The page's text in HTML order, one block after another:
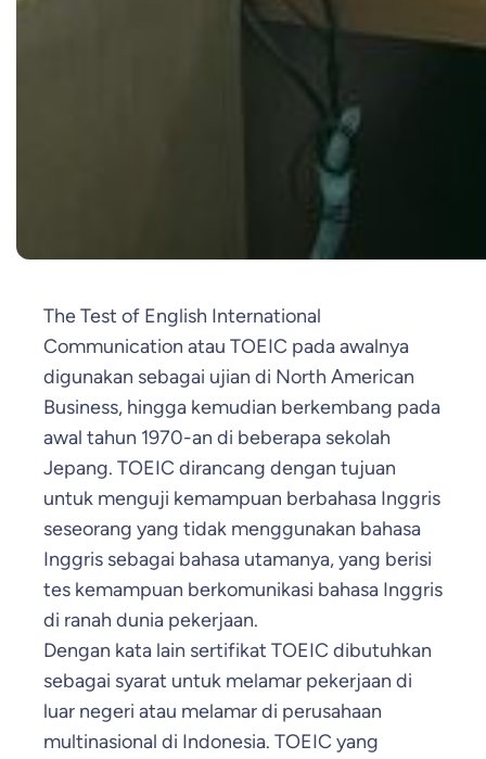
The Test of English International
Communication atau TOEIC pada awalnya
digunakan sebagai ujian di North American
Business, hingga kemudian berkembang pada
awal tahun 1970-an di beberapa sekolah
Jepang. TOEIC dirancang dengan tujuan
untuk menguji kemampuan berbahasa Inggris
seseorang yang tidak menggunakan bahasa
Inggris sebagai bahasa utamanya, yang berisi
tes kemampuan berkomunikasi bahasa Inggris
di ranah dunia pekerjaan.
Dengan kata lain sertifikat TOEIC dibutuhkan
sebagai syarat untuk melamar pekerjaan di
luar negeri atau melamar di perusahaan
multinasional di Indonesia. TOEIC yang